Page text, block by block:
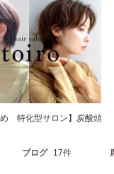
特化型サロン】炭酸頭
ブログ 17件